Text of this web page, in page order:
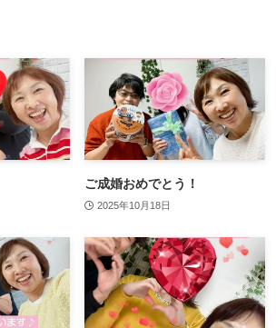
ご成婚おめでとう！
2025年10月18日